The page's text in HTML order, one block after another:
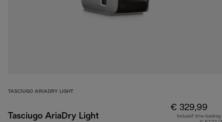
TASCIUGO ARIADRY LIGHT
Tasciugo AriaDry Light
€ 329,99
Inclusief btw-bedrag